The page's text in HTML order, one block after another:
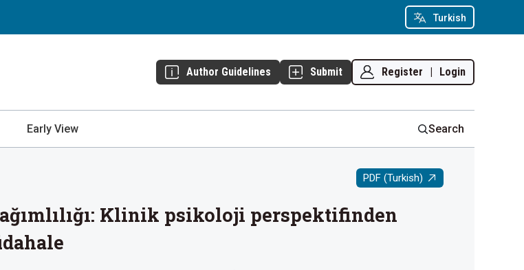
Turkish
Author Guidelines Submit Register | Login
Early View Search
PDF (Turkish)
Klinik psikoloji perspektifinden